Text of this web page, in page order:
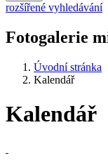
rozšířené vyhledávání
Fotogalerie
Úvodní stránka
Kalendář
Kalendář